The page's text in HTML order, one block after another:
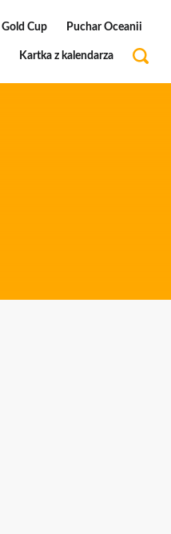
Gold Cup Puchar Oceanii
Kartka z kalendarza